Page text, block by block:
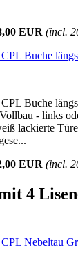
EUR (incl.
Buche längs
Buche
- links
lackierte
EUR (incl.
4
Nebeltau